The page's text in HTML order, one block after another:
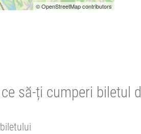
© OpenStreetMap contributors
să-ți cumperi biletul